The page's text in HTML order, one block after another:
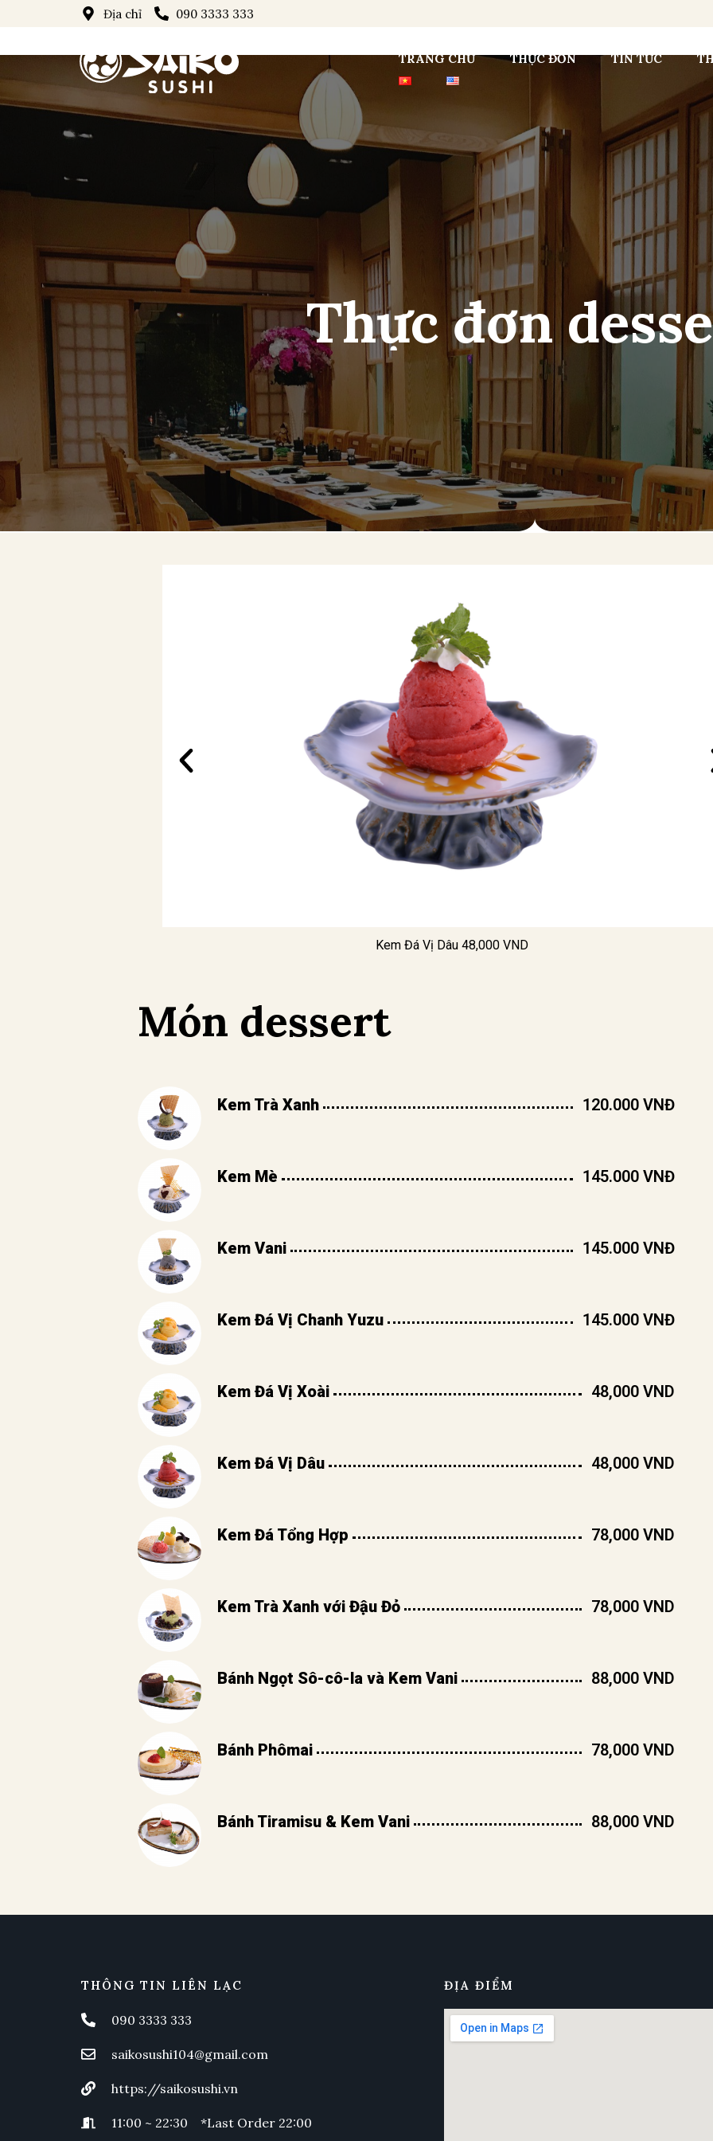
Địa chỉ 090 3333 333
TRANG CHỦ THỰC ĐƠN TIN TỨC
Thực đơn
Kem Đá Vị Dâu 48,000 VND
Món dessert
Kem Trà Xanh 120.000 VNĐ
Kem Mè 145.000 VNĐ
Kem Vani 145.000 VNĐ
Kem Đá Vị Chanh Yuzu 145.000 VNĐ
Kem Đá Vị Xoài 48,000 VND
Kem Đá Vị Dâu 48,000 VND
Kem Đá Tổng Hợp 78,000 VND
Kem Trà Xanh với Đậu Đỏ 78,000 VND
Bánh Ngọt Sô-cô-la và Kem Vani 88,000 VND
Bánh Phômai 78,000 VND
Bánh Tiramisu & Kem Vani 88,000 VND
THÔNG TIN LIÊN LẠC
090 3333 333
saikosushi104@gmail.com
https://saikosushi.vn
11:00 ~ 22:30 *Last Order 22:00
ĐỊA ĐIỂM